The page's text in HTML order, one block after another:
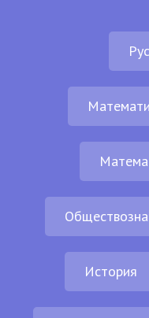
История